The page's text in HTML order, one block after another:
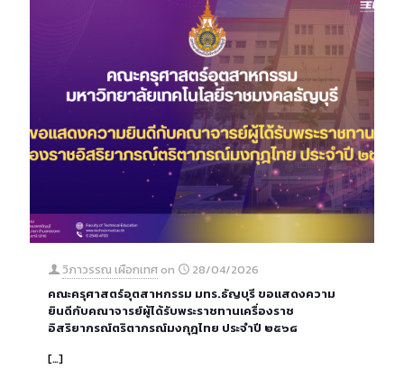
วิภาวรรณ เผือกเทศ on
28/04/2026
คณะครุศาสตร์อุตสาหกรรม มทร.ธัญบุรี ขอแสดงความ
ยินดีกับคณาจารย์ผู้ได้รับพระราชทานเครื่องราช
อิสริยาภรณ์ตริตาภรณ์มงกุฎไทย ประจำปี ๒๕๖๘
[…]